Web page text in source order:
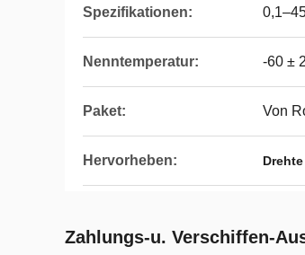
Spezifikationen:
Nenntemperatur: -60 ±
Paket: Von
Hervorheben:
Zahlungs-u. Verschiffen-